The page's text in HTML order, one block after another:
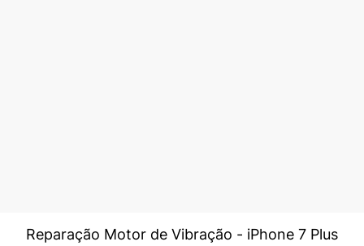
Reparação Motor de Vibração - iPhone 7 Plus